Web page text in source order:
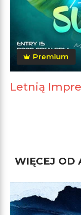
Premium
Letnią
WIĘCEJ OD